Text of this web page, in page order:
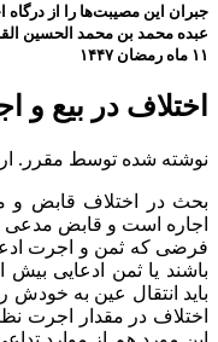
جبران این مصیبت‌ها را از درگاه
عبده محمد بن محمد الحسین
۱۱ ماه رمضان ۱۴۴۷
اختلاف در بیع و اجاره
نوشته شده توسط مقرر.
بحث در اختلاف قابض و
اجاره است و قابض مدعی
فرضی که ثمن و اجرت
باشند یا ثمن ادعایی
باید انتقال عین به خودش
اختلاف در مقدار اجرت